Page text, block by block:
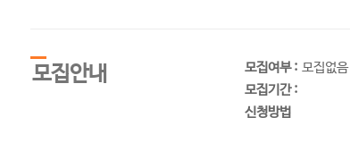
모집안내 모집여부 : 모집없음
모집기간 :
신청방법